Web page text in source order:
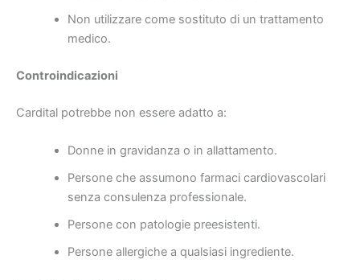
Non utilizzare come sostituto di un trattamento
medico.
Controindicazioni
Cardital potrebbe non essere adatto a:
Donne in gravidanza o in allattamento.
Persone che assumono farmaci cardiovascolari
senza consulenza professionale.
Persone con patologie preesistenti.
Persone allergiche a qualsiasi ingrediente.